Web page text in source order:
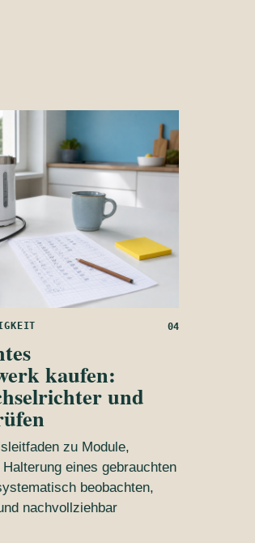
04
kaufen:
und
zu Module,
eines gebrauchten
beobachten,
nachvollziehbar